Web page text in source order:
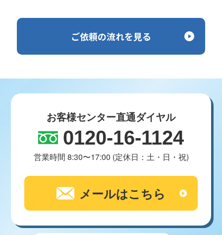
ご依頼の流れを見る
お客様センター直通ダイヤル
0120-16-1124
営業時間 8:30〜17:00 (定休日：土・日・祝)
メールはこちら